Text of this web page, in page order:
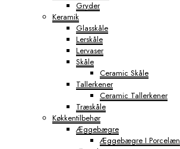
Gryder
Keramik
Glasskåle
Lerskåle
Lervaser
Skåle
Ceramic Skåle
Tallerkener
Ceramic Tallerkener
Træskåle
Køkkentilbehør
Æggebægre
Æggebægre I Porcelæn